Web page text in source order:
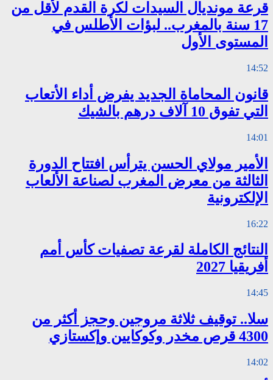
قرعة مونديال السيدات لكرة القدم لأقل من
17 سنة بالمغرب.. لبؤات الأطلس في
المستوى الأول
14:52
قانون المحاماة الجديد يفرض أداء الأتعاب
التي تفوق 10 آلاف درهم بالشيك
14:01
الأمير مولاي الحسن يترأس افتتاح الدورة
الثالثة من معرض المغرب لصناعة الألعاب
الإلكترونية
16:22
النتائج الكاملة لقرعة تصفيات كأس أمم
أفريقيا 2027
14:45
سلا.. توقيف ثلاثة مروجين وحجز أكثر من
4300 قرص مخدر وكوكايين وإكستازي
14:02